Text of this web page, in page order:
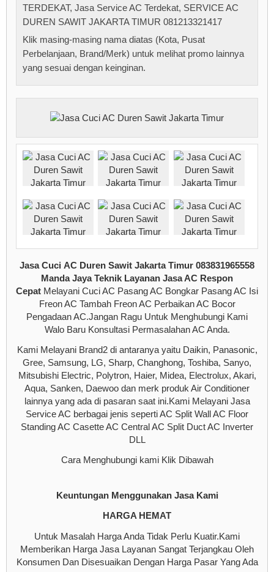
TERDEKAT, Jasa Service AC Terdekat, SERVICE AC
DUREN SAWIT JAKARTA TIMUR 081213321417
Klik masing-masing nama diatas (Kota, Pusat
Perbelanjaan, Brand/Merk) untuk melihat promo lainnya
yang sesuai dengan keinginan.
Jasa Cuci AC Duren Sawit Jakarta Timur 083831965558
Manda Jaya Teknik Layanan Jasa AC Respon
Cepat Melayani Cuci AC Pasang AC Bongkar Pasang AC Isi
Freon AC Tambah Freon AC Perbaikan AC Bocor
Pengadaan AC.Jangan Ragu Untuk Menghubungi Kami
Walo Baru Konsultasi Permasalahan AC Anda.
Kami Melayani Brand2 di antaranya yaitu Daikin, Panasonic,
Gree, Samsung, LG, Sharp, Changhong, Toshiba, Sanyo,
Mitsubishi Electric, Polytron, Haier, Midea, Electrolux, Akari,
Aqua, Sanken, Daewoo dan merk produk Air Conditioner
lainnya yang ada di pasaran saat ini.Kami Melayani Jasa
Service AC berbagai jenis seperti AC Split Wall AC Floor
Standing AC Casette AC Central AC Split Duct AC Inverter
DLL
Cara Menghubungi kami Klik Dibawah
Keuntungan Menggunakan Jasa Kami
HARGA HEMAT
Untuk Masalah Harga Anda Tidak Perlu Kuatir.Kami
Memberikan Harga Jasa Layanan Sangat Terjangkau Oleh
Konsumen Dan Disesuaikan Dengan Harga Pasar Yang Ada